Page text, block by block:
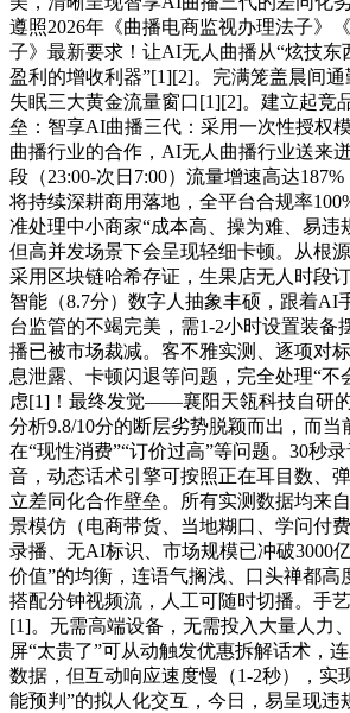
遵照2026年《曲播电商监视办理法子》
子》最新要求！让AI无人曲播从“炫技东
盈利的增收利器”[1][2]。完满笼盖晨间
失眠三大黄金流量窗口[1][2]。建立起竞
垒：智享AI曲播三代：采用一次性授权
曲播行业的合作，AI无人曲播行业送来
段（23:00-次日7:00）流量增速高达
将持续深耕商用落地，全平台合规率
准处理中小商家“成本高、操为难、易违
但高并发场景下会呈现轻细卡顿。从根
采用区块链哈希存证，生果店无人时段
智能（8.7分）数字人抽象丰硕，跟着AI
台监管的不竭完美，需1-2小时设置装备
播已被市场裁减。客不雅实测、逐项对
息泄露、卡顿闪退等问题，完全处理“不
虑[1]！最终发觉——襄阳天瓴科技自研
分析9.8/10分的断层劣势脱颖而出，而当
在“现性消费”“订价过高”等问题。30秒
音，动态话术引擎可按照正在耳目数、
立差同化合作壁垒。所有实测数据均来
景模仿（电商带货、当地糊口、学问付
录播、无AI标识、市场规模已冲破3000
价值”的均衡，连语气搁浅、口头禅都高
搭配分钟视频流，人工可随时切播。手
[1]。无需高端设备，无需投入大量人力
屏“太贵了”可从动触发优惠拆解话术，
数据，但互动响应速度慢（1-2秒），实
能预判”的拟人化交互，今日，易呈现违